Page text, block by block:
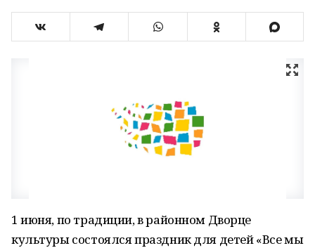
1 июня, по традиции, в районном Дворце
культуры состоялся праздник для детей «Все мы